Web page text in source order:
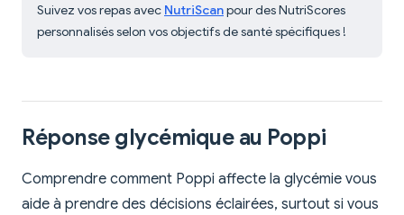
Suivez vos repas avec NutriScanpour des NutriScores
personnalisés selon vos objectifs de santé spécifiques !
Réponse glycémique au Poppi
Comprendre comment Poppi affecte la glycémie vous
aide à prendre des décisions éclairées, surtout si vous